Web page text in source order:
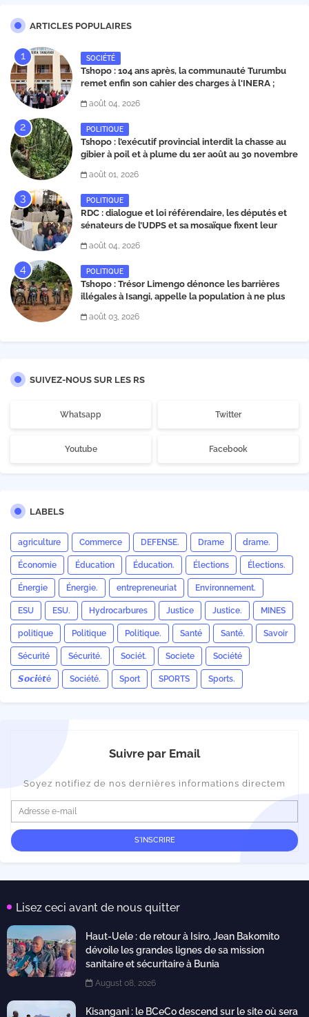
ARTICLES POPULAIRES
SOCIÉTÉ
Tshopo : 104 ans après, la communauté Turumbu
remet enfin son cahier des charges à l'INERA ;
août 04, 2026
POLITIQUE
Tshopo : l’exécutif provincial interdit la chasse au
gibier à poil et à plume du 1er août au 30 novembre
août 01, 2026
POLITIQUE
RDC : dialogue et loi référendaire, les députés et
sénateurs de l’UDPS et sa mosaïque fixent leur
Matata
août 04, 2026
POLITIQUE
Tshopo : Trésor Limengo dénonce les barrières
illégales à Isangi, appelle la population à ne plus
août 03, 2026
SUIVEZ-NOUS SUR LES RS
Whatsapp Twitter
Youtube Facebook
LABELS
agriculture Commerce DEFENSE. Drame drame.
Économie Éducation Éducation. Élections Élections.
Énergie Énergie. entrepreneuriat Environnement.
ESU ESU. Hydrocarbures Justice Justice. MINES
politique Politique Politique. Santé Santé. Savoir
Sécurité Sécurité. Sociét. Societe Société
𝙎𝙤𝙘𝙞é𝙩é Société. Sport SPORTS Sports.
Suivre par Email
Soyez notifiez de nos dernières informations directem
Lisez ceci avant de nous quitter
Haut-Uele : de retour à Isiro, Jean Bakomito
dévoile les grandes lignes de sa mission
sanitaire et sécuritaire à Bunia
August 08, 2026
Kisangani : le BCeCo descend sur le site où sera